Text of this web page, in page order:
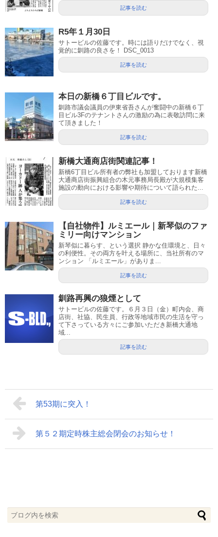
記事を読む
R5年１月30日
サトービルの佐藤です。時には語りだけでなく、視
覚的に釧路の良さを！ DSC_0013
記事を読む
本日の新橋６丁目ビルです。
釧路市議会議員の伊東省吾さんが奮闘中の新橋６丁
目ビル3Fのテナントさんの激励の為に表敬訪問に来
て頂きました！
記事を読む
新橋大通商店街関連記事！
新橋6丁目ビル所有者の弊社も加盟しております新橋
大通商店街振興組合の木元事務局長殿が大規模集客
施設の動向における影響や期待について語られた...
記事を読む
【自社物件】ルミエール｜新琴似のファ
ミリー向けマンション
新琴似に暮らす、という選択 静かな住環境と、日々
の利便性。その両方を叶える場所に、当社所有のマ
ンション 「ルミエール」がありま...
記事を読む
釧路再興の狼煙として
サトービルの佐藤です。６月３日（金）町内会、商
店街、社協、民生員、行政等地域市民の生活を守っ
て下さっている方々にご参加いただき新橋大通地
域...
記事を読む
第53期に突入！
第５２期定時株主総会閉会のお知らせ！